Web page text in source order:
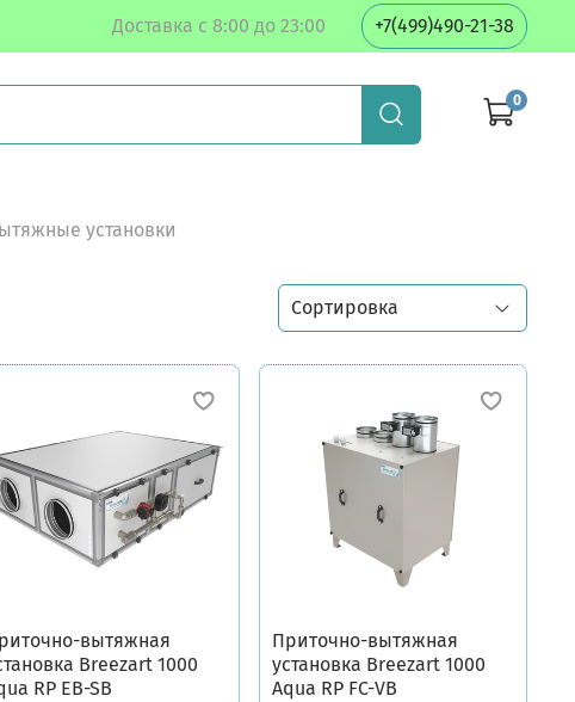
Доставка с 8:00 до 23:00 +7(499)490-21-38
0
установки
вытяжная
Breezart 1000
RP EB-SB
Приточно-вытяжная
установка Breezart 1000
Aqua RP FC-VB